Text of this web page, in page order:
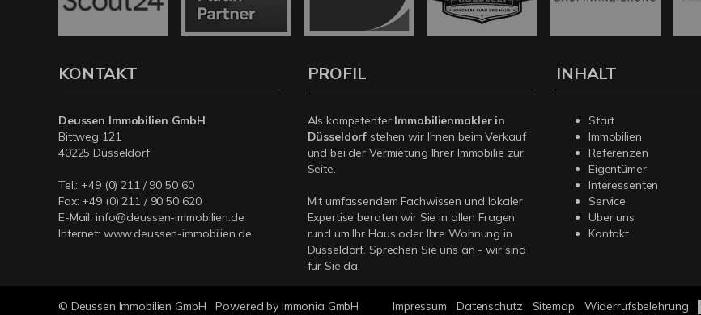
KONTAKT
Deussen Immobilien GmbH
Bittweg 121
40225 Düsseldorf
Tel.:+49 (0) 211 / 90 50 60
Fax: +49 (0) 211 / 90 50 620
E-Mail: info@deussen-immobilien.de
Internet: www.deussen-immobilien.de
PROFIL
Als kompetenter Immobilienmakler in
Düsseldorf stehen wir Ihnen beim Verkauf
und bei der Vermietung Ihrer Immobilie zur
Seite.
Mit umfassendem Fachwissen und lokaler
Expertise beraten wir Sie in allen Fragen
rund um Ihr Haus oder Ihre Wohnung in
Düsseldorf. Sprechen Sie uns an - wir sind
für Sie da.
INHALT
Start
Immobilien
Referenzen
Eigentümer
Interessenten
Service
Über uns
Kontakt
© Deussen Immobilien GmbH Powered by Immonia GmbH Impressum Datenschutz Sitemap Widerrufsbelehrung